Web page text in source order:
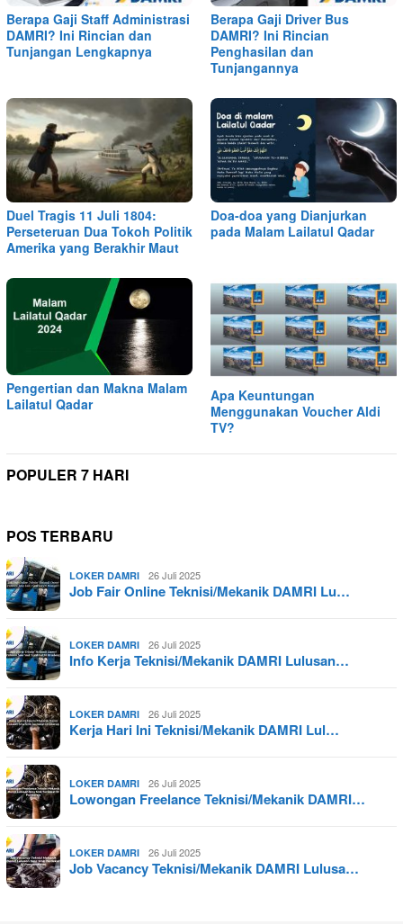
Berapa Gaji Staff Administrasi
DAMRI? Ini Rincian dan
Tunjangan Lengkapnya
Berapa Gaji Driver Bus
DAMRI? Ini Rincian
Penghasilan dan
Tunjangannya
Duel Tragis 11 Juli 1804:
Perseteruan Dua Tokoh Politik
Amerika yang Berakhir Maut
Doa-doa yang Dianjurkan
pada Malam Lailatul Qadar
Pengertian dan Makna Malam
Lailatul Qadar
Apa Keuntungan
Menggunakan Voucher Aldi
TV?
POPULER 7 HARI
POS TERBARU
LOKER DAMRI 26 Juli 2025
Job Fair Online Teknisi/Mekanik DAMRI Lu…
LOKER DAMRI 26 Juli 2025
Info Kerja Teknisi/Mekanik DAMRI Lulusan…
LOKER DAMRI 26 Juli 2025
Kerja Hari Ini Teknisi/Mekanik DAMRI Lul…
LOKER DAMRI 26 Juli 2025
Lowongan Freelance Teknisi/Mekanik DAMRI…
LOKER DAMRI 26 Juli 2025
Job Vacancy Teknisi/Mekanik DAMRI Lulusa…